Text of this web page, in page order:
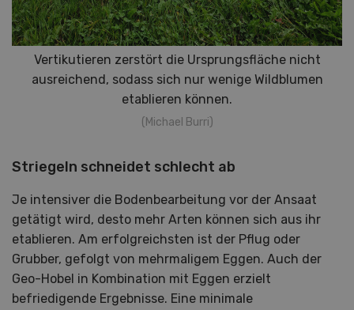
Vertikutieren zerstört die Ursprungsfläche nicht
ausreichend, sodass sich nur wenige Wildblumen
etablieren können.
(Michael Burri)
Striegeln schneidet schlecht ab
Je intensiver die Bodenbearbeitung vor der Ansaat
getätigt wird, desto mehr Arten können sich aus ihr
etablieren. Am erfolgreichsten ist der Pflug oder
Grubber, gefolgt von mehrmaligem Eggen. Auch der
Geo-Hobel in Kombination mit Eggen erzielt
befriedigende Ergebnisse. Eine minimale